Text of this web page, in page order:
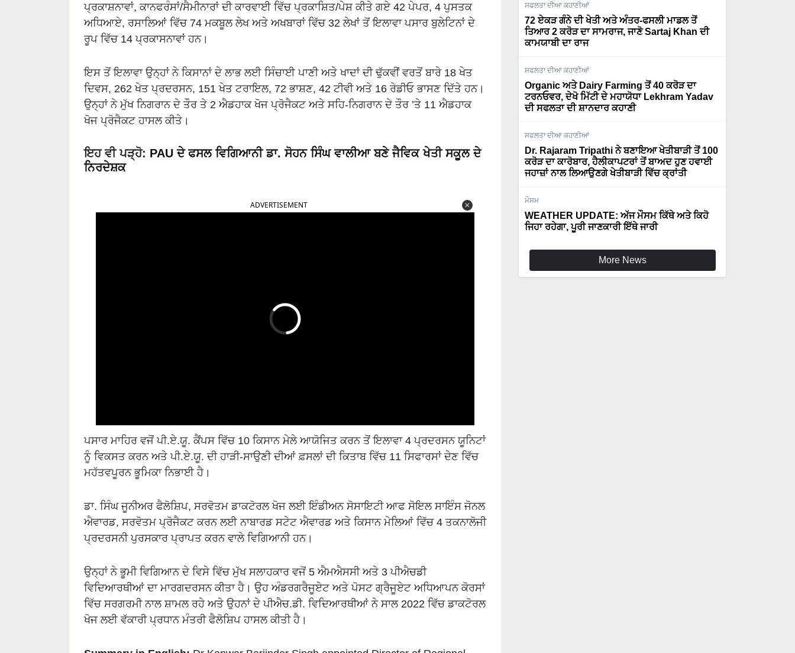
ਪ੍ਰਕਾਸ਼ਨਾਵਾਂ, ਕਾਨਫਰੰਸਾਂ/ਸੈਮੀਨਾਰਾਂ ਦੀ ਕਾਰਵਾਈ ਵਿੱਚ ਪ੍ਰਕਾਸ਼ਿਤ/ਪੇਸ਼ ਕੀਤੇ ਗਏ 42 ਪੇਪਰ, 4 ਪੁਸਤਕ
ਅਧਿਆਏ, ਰਸਾਲਿਆਂ ਵਿੱਚ 74 ਮਕਬੂਲ ਲੇਖ ਅਤੇ ਅਖਬਾਰਾਂ ਵਿੱਚ 32 ਲੇਖਾਂ ਤੋਂ ਇਲਾਵਾ ਪਸਾਰ ਬੁਲੇਟਿਨਾਂ ਦੇ
ਰੂਪ ਵਿੱਚ 14 ਪ੍ਰਕਾਸਨਾਵਾਂ ਹਨ।
ਇਸ ਤੋਂ ਇਲਾਵਾ ਉਨ੍ਹਾਂ ਨੇ ਕਿਸਾਨਾਂ ਦੇ ਲਾਭ ਲਈ ਸਿੰਚਾਈ ਪਾਣੀ ਅਤੇ ਖਾਦਾਂ ਦੀ ਢੁੱਕਵੀਂ ਵਰਤੋਂ ਬਾਰੇ 18 ਖੇਤ
ਦਿਵਸ, 262 ਖੇਤ ਪ੍ਰਦਰਸਨ, 151 ਖੇਤ ਟਰਾਇਲ, 72 ਭਾਸ਼ਣ, 42 ਟੀਵੀ ਅਤੇ 16 ਰੇਡੀਓ ਭਾਸਣ ਦਿੱਤੇ ਹਨ।
ਉਨ੍ਹਾਂ ਨੇ ਮੁੱਖ ਨਿਗਰਾਨ ਦੇ ਤੌਰ ਤੇ 2 ਐਡਹਾਕ ਖੋਜ ਪ੍ਰੋਜੈਕਟ ਅਤੇ ਸਹਿ-ਨਿਗਰਾਨ ਦੇ ਤੌਰ ’ਤੇ 11 ਐਡਹਾਕ
ਖੋਜ ਪ੍ਰੋਜੈਕਟ ਹਾਸਲ ਕੀਤੇ।
ਇਹ ਵੀ ਪੜ੍ਹੋ: PAU ਦੇ ਫਸਲ ਵਿਗਿਆਨੀ ਡਾ. ਸੋਹਨ ਸਿੰਘ ਵਾਲੀਆ ਬਣੇ ਜੈਵਿਕ ਖੇਤੀ ਸਕੂਲ ਦੇ
ਨਿਰਦੇਸ਼ਕ
ਨੂੰ ਵਿਕਸਤ ਕਰਨ ਅਤੇ ਪੀ.ਏ.ਯੂ. ਦੀ ਹਾੜੀ-ਸਾਉਣੀ ਦੀਆਂ ਫ਼ਸਲਾਂ ਦੀ ਕਿਤਾਬ ਵਿੱਚ 11 ਸਿਫਾਰਸਾਂ ਦੇਣ ਵਿੱਚ
ਮਹੱਤਵਪੂਰਨ ਭੂਮਿਕਾ ਨਿਭਾਈ ਹੈ।
ਐਵਾਰਡ, ਸਰਵੋਤਮ ਪ੍ਰੋਜੈਕਟ ਕਰਨ ਲਈ ਨਾਬਾਰਡ ਸਟੇਟ ਐਵਾਰਡ ਅਤੇ ਕਿਸਾਨ ਮੇਲਿਆਂ ਵਿੱਚ 4 ਤਕਨਾਲੋਜੀ
ਪ੍ਰਦਰਸਨੀ ਪੁਰਸਕਾਰ ਪ੍ਰਾਪਤ ਕਰਨ ਵਾਲੇ ਵਿਗਿਆਨੀ ਹਨ।
ਵਿਦਿਆਰਥੀਆਂ ਦਾ ਮਾਰਗਦਰਸਨ ਕੀਤਾ ਹੈ। ਉਹ ਅੰਡਰਗਰੈਜੂਏਟ ਅਤੇ ਪੋਸਟ ਗ੍ਰੈਜੂਏਟ ਅਧਿਆਪਨ ਕੋਰਸਾਂ
ਵਿੱਚ ਸਰਗਰਮੀ ਨਾਲ ਸ਼ਾਮਲ ਰਹੇ ਅਤੇ ਉਹਨਾਂ ਦੇ ਪੀਐਚ.ਡੀ. ਵਿਦਿਆਰਥੀਆਂ ਨੇ ਸਾਲ 2022 ਵਿੱਚ ਡਾਕਟੋਰਲ
ਖੋਜ ਲਈ ਵੱਕਾਰੀ ਪ੍ਰਧਾਨ ਮੰਤਰੀ ਫੈਲੋਸ਼ਿਪ ਹਾਸਲ ਕੀਤੀ ਹੈ।
ਸਫਲਤਾ ਦੀਆ ਕਹਾਣੀਆਂ
72 ਏਕੜ ਗੰਨੇ ਦੀ ਖੇਤੀ ਅਤੇ ਅੰਤਰ-ਫਸਲੀ ਮਾਡਲ ਤੋਂ
ਤਿਆਰ 2 ਕਰੋੜ ਦਾ ਸਾਮਰਾਜ, ਜਾਣੋ Sartaj Khan ਦੀ
ਕਾਮਯਾਬੀ ਦਾ ਰਾਜ
ਸਫਲਤਾ ਦੀਆ ਕਹਾਣੀਆਂ
Organic ਅਤੇ Dairy Farming ਤੋਂ 40 ਕਰੋੜ ਦਾ
ਟਰਨਓਵਰ, ਦੇਖੋ ਮਿੱਟੀ ਦੇ ਮਹਾਯੋਧਾ Lekhram Yadav
ਦੀ ਸਫਲਤਾ ਦੀ ਸ਼ਾਨਦਾਰ ਕਹਾਣੀ
ਸਫਲਤਾ ਦੀਆ ਕਹਾਣੀਆਂ
Dr. Rajaram Tripathi ਨੇ ਬਣਾਇਆ ਖੇਤੀਬਾੜੀ ਤੋਂ 100
ਕਰੋੜ ਦਾ ਕਾਰੋਬਾਰ, ਹੈਲੀਕਾਪਟਰਾਂ ਤੋਂ ਬਾਅਦ ਹੁਣ ਹਵਾਈ
ਜਹਾਜ਼ਾਂ ਨਾਲ ਲਿਆਉਣਗੇ ਖੇਤੀਬਾੜੀ ਵਿੱਚ ਕ੍ਰਾਂਤੀ
ਮੌਸਮ
WEATHER UPDATE: ਅੱਜ ਮੌਸਮ ਕਿੱਥੇ ਅਤੇ ਕਿਹੋ
ਜਿਹਾ ਰਹੇਗਾ, ਪੂਰੀ ਜਾਣਕਾਰੀ ਇੱਥੇ ਜਾਰੀ
More News